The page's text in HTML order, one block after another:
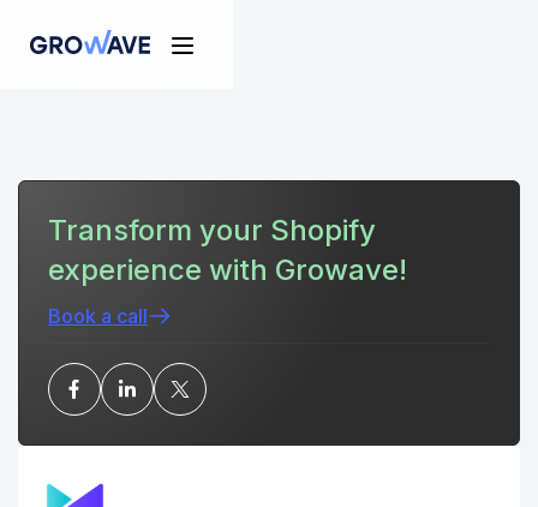
Transform your Shopify
experience with Growave!
Book a call